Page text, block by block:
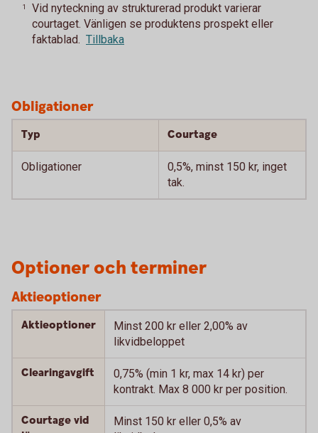
1
Vid nyteckning av strukturerad produkt varierar
courtaget. Vänligen se produktens prospekt eller
faktablad. Tillbaka
Obligationer
Typ Courtage
Obligationer
0,5%, minst 150 kr, inget
tak.
Optioner och terminer
Aktieoptioner
Aktieoptioner
Minst 200 kr eller 2,00% av
likvidbeloppet
Clearingavgift
0,75% (min 1 kr, max 14 kr) per
kontrakt. Max 8 000 kr per position.
Courtage vid
Minst 150 kr eller 0,5% av